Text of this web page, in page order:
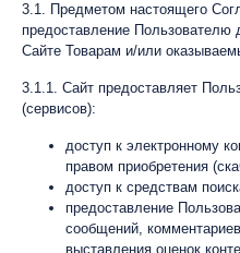
3.1. Предметом настоящего
предоставление
Сайте Товарам и/или
3.1.1. Сайт предоставляет
(сервисов):
доступ к электронному
правом приобретения
доступ к средствам
предоставление
сообщений,
выставления оценок